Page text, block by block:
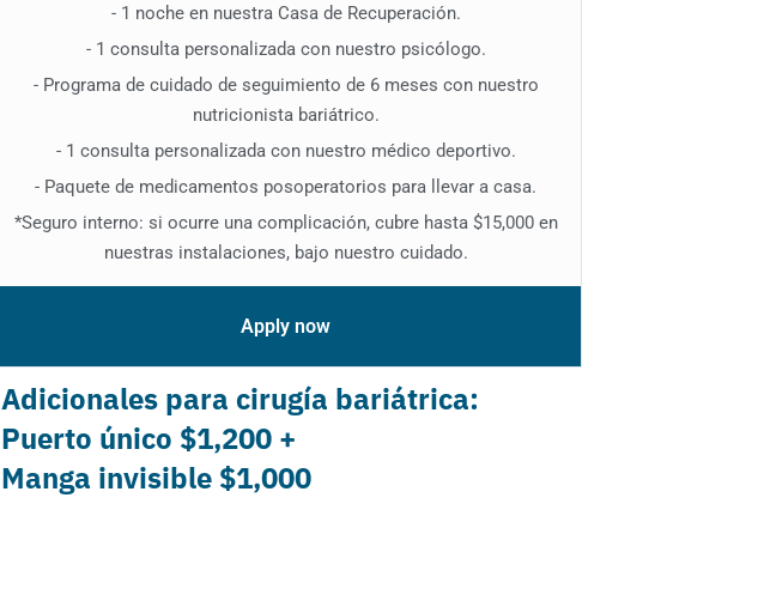
- 1 noche en nuestra Casa de Recuperación.
- 1 consulta personalizada con nuestro psicólogo.
- Programa de cuidado de seguimiento de 6 meses con nuestro
nutricionista bariátrico.
- 1 consulta personalizada con nuestro médico deportivo.
- Paquete de medicamentos posoperatorios para llevar a casa.
*Seguro interno: si ocurre una complicación, cubre hasta $15,000 en
nuestras instalaciones, bajo nuestro cuidado.
Apply now
Adicionales para cirugía bariátrica:
Puerto único $1,200 +
Manga invisible $1,000